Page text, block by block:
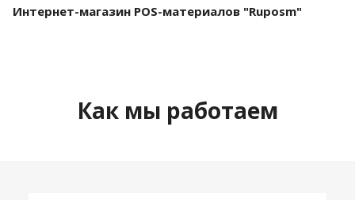
Интернет-магазин POS-материалов "Ruposm"
Как мы работаем